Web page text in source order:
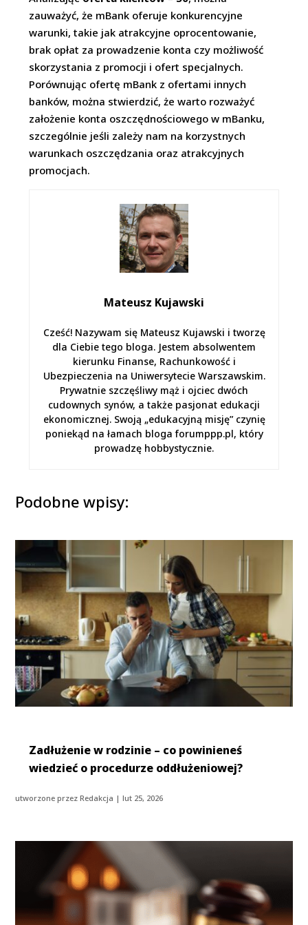
zauważyć, że mBank oferuje konkurencyjne
warunki, takie jak atrakcyjne oprocentowanie,
brak opłat za prowadzenie konta czy możliwość
skorzystania z promocji i ofert specjalnych.
Porównując ofertę mBank z ofertami innych
banków, można stwierdzić, że warto rozważyć
założenie konta oszczędnościowego w mBanku,
szczególnie jeśli zależy nam na korzystnych
warunkach oszczędzania oraz atrakcyjnych
promocjach.
Mateusz Kujawski
Cześć! Nazywam się Mateusz Kujawski i tworzę
dla Ciebie tego bloga. Jestem absolwentem
kierunku Finanse, Rachunkowość i
Ubezpieczenia na Uniwersytecie Warszawskim.
Prywatnie szczęśliwy mąż i ojciec dwóch
cudownych synów, a także pasjonat edukacji
ekonomicznej. Swoją „edukacyjną misję” czynię
poniekąd na łamach bloga forumppp.pl, który
prowadzę hobbystycznie.
Podobne wpisy:
Zadłużenie w rodzinie – co powinieneś
wiedzieć o procedurze oddłużeniowej?
utworzone przezRedakcja |lut 25, 2026